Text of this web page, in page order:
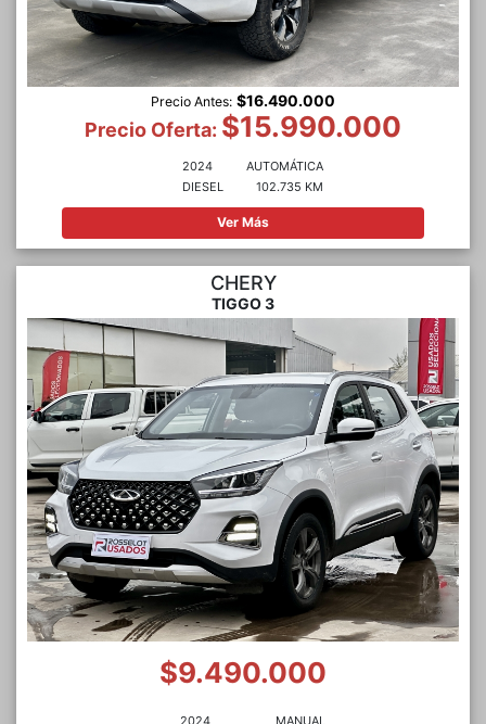
Precio Antes: $16.490.000
Precio Oferta: $15.990.000
2024
DIESEL
AUTOMÁTICA
102.735 KM
Ver Más
CHERY
TIGGO 3
$9.490.000
2024
MANUAL